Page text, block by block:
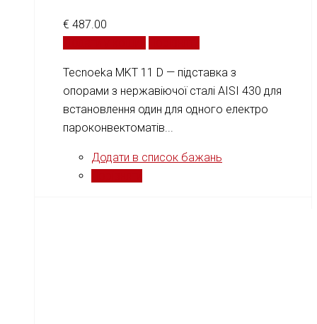
€ 487.00
Tecnoeka MKT 11 D — підставка з
опорами з нержавіючої сталі AISI 430 для
встановлення один для одного електро
пароконвектоматів...
Додати в список бажань